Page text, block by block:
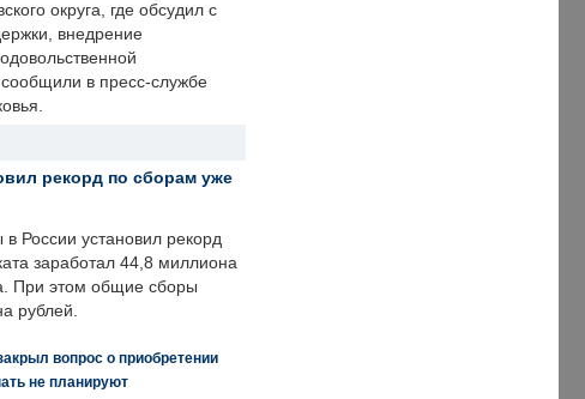
округа, где обсудил с
внедрение
в пресс-службе
рекорд по сборам уже
России установил рекорд
заработал 44,8 миллиона
При этом общие сборы
рублей.
вопрос о приобретении
не планируют